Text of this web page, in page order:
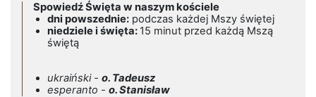
Spowiedź Święta w naszym kościele
dni powszednie: podczas każdej Mszy świętej
niedziele i święta: 15 minut przed każdą Mszą
świętą
ukraiński - o. Tadeusz
esperanto - o. Stanisław